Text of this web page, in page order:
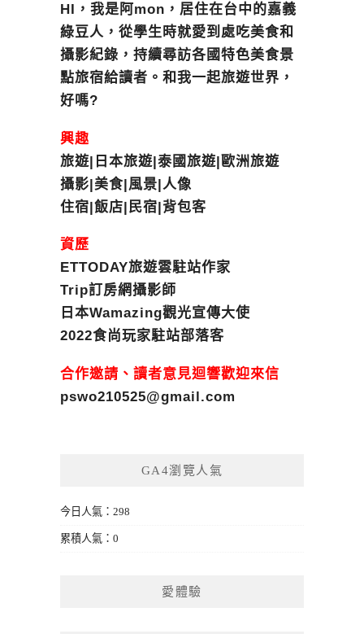
HI，我是阿mon，居住在台中的嘉義
綠豆人，從學生時就愛到處吃美食和
攝影紀錄，持續尋訪各國特色美食景
點旅宿給讀者。和我一起旅遊世界，
好嗎?
興趣
旅遊|日本旅遊|泰國旅遊|歐洲旅遊
攝影|美食|風景|人像
住宿|飯店|民宿|背包客
資歷
ETTODAY旅遊雲駐站作家
Trip訂房網攝影師
日本Wamazing觀光宣傳大使
2022食尚玩家駐站部落客
合作邀請、讀者意見迴響歡迎來信
pswo210525@gmail.com
GA4瀏覽人氣
今日人氣：298
累積人氣：0
愛體驗